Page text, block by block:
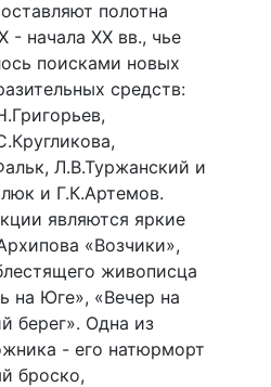
полотна
- начала XX вв., чье
поисками новых
средств:
Л.В.Туржанский и
и Г.К.Артемов.
являются яркие
«Возчики»,
живописца
на Юге», «Вечер на
берег». Одна из
- его натюрморт
броско,